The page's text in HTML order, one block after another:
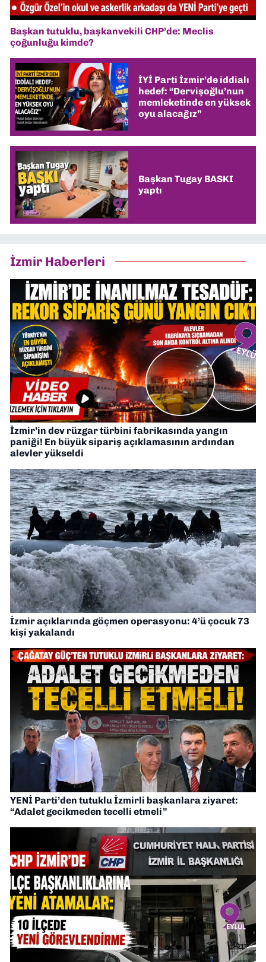
Başkan tutuklu, başkanvekili CHP’de: Meclis
çoğunluğu kimde?
İYİ Parti İzmir’de iddialı
hedef: “Dervişoğlu’nun
memleketinde en yüksek
oyu alacağız”
Başkan Tugay BASKI
yaptı
İzmir Haberleri
İzmir’in dev rüzgar türbini fabrikasında yangın
paniği! En büyük sipariş açıklamasının ardından
alevler yükseldi
İzmir açıklarında göçmen operasyonu: 4’ü çocuk 73
kişi yakalandı
YENİ Parti’den tutuklu İzmirli başkanlara ziyaret:
“Adalet gecikmeden tecelli etmeli”